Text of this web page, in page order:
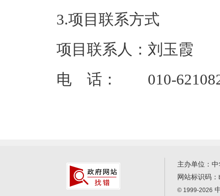
3.项目联系方式
项目联系人：刘玉霞
电 话： 010-
主办单位：
网站标识码：
© 1999-2026